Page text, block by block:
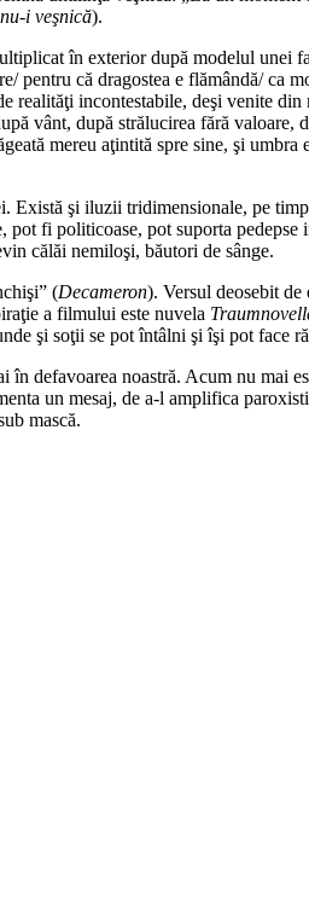
i veşnică).
în exterior după modelul unei
pentru că dragostea e flămândă/ ca
incontestabile, deşi venite
vânt, după strălucirea fără
mereu aţintită spre sine, şi
şi iluzii tridimensionale, pe
pot fi politicoase, pot suporta
călăi nemiloşi, băutori de sânge.
(Decameron). Versul deosebit
a filmului este nuvela
şi soţii se pot întâlni şi îşi pot face
defavoarea noastră. Acum nu mai
un mesaj, de a-l amplifica
mască.